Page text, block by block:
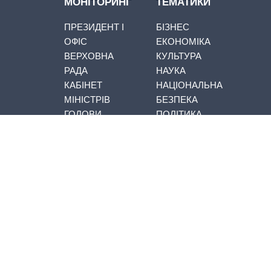
ПРЕЗИДЕНТ І
ОФІС
ВЕРХОВНА
РАДА
КАБІНЕТ
МІНІСТРІВ
ГОЛОВИ
БІЗНЕС
ЕКОНОМІКА
КУЛЬТУРА
НАУКА
НАЦІОНАЛЬНА
БЕЗПЕКА
ПОЛІТИКА